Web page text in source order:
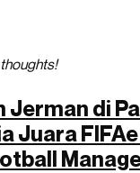
Jerman di
Juara